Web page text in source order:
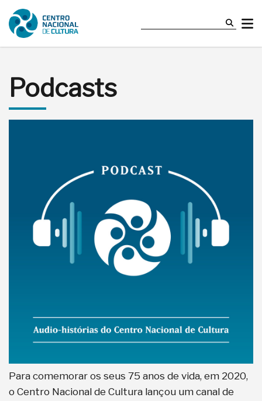
Podcasts
Para comemorar os seus 75 anos de vida, em 2020,
o Centro Nacional de Cultura lançou um canal de